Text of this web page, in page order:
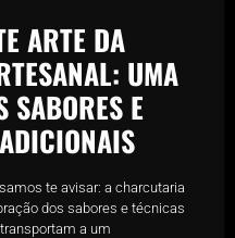
ARTE DA
UMA
SABORES E
te avisar: a charcutaria
dos sabores e técnicas
a um